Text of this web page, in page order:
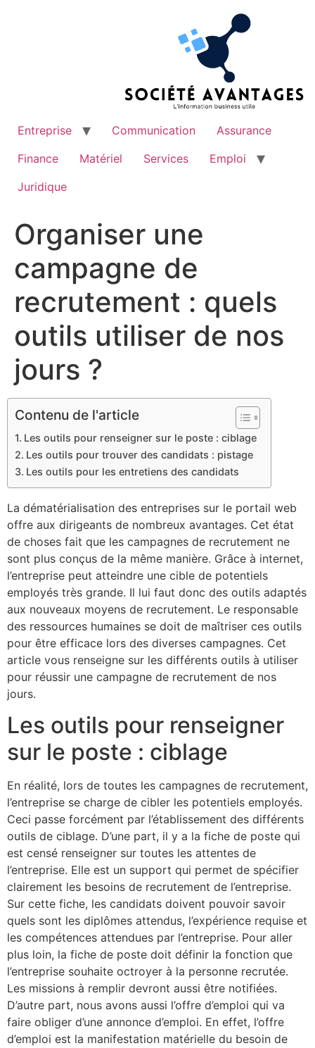
Entreprise Communication
Assurance
Finance
Matériel Services
Emploi
Juridique
Organiser une
campagne de
recrutement : quels
outils utiliser de nos
jours ?
Contenu de l'article
Les outils pour renseigner sur le poste : ciblage
Les outils pour trouver des candidats : pistage
Les outils pour les entretiens des candidats
La dématérialisation des entreprises sur le portail web
offre aux dirigeants de nombreux avantages. Cet état
de choses fait que les campagnes de recrutement ne
sont plus conçus de la même manière. Grâce à internet,
l’entreprise peut atteindre une cible de potentiels
employés très grande. Il lui faut donc des outils adaptés
aux nouveaux moyens de recrutement. Le responsable
des ressources humaines se doit de maîtriser ces outils
pour être efficace lors des diverses campagnes. Cet
article vous renseigne sur les différents outils à utiliser
pour réussir une campagne de recrutement de nos
jours.
Les outils pour renseigner
sur le poste : ciblage
En réalité, lors de toutes les campagnes de recrutement,
l’entreprise se charge de cibler les potentiels employés.
Ceci passe forcément par l’établissement des différents
outils de ciblage. D’une part, il y a la fiche de poste qui
est censé renseigner sur toutes les attentes de
l’entreprise. Elle est un support qui permet de spécifier
clairement les besoins de recrutement de l’entreprise.
Sur cette fiche, les candidats doivent pouvoir savoir
quels sont les diplômes attendus, l’expérience requise et
les compétences attendues par l’entreprise. Pour aller
plus loin, la fiche de poste doit définir la fonction que
l’entreprise souhaite octroyer à la personne recrutée.
Les missions à remplir devront aussi être notifiées.
D’autre part, nous avons aussi l’offre d’emploi qui va
faire obliger d’une annonce d’emploi. En effet, l’offre
d’emploi est la manifestation matérielle du besoin de